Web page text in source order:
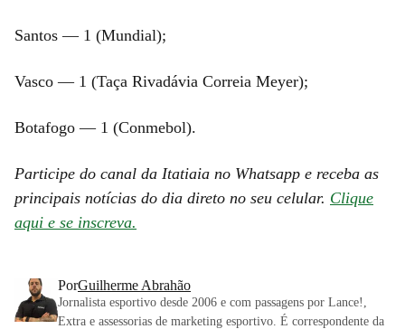
Santos — 1 (Mundial);
Vasco — 1 (Taça Rivadávia Correia Meyer);
Botafogo — 1 (Conmebol).
Participe do canal da Itatiaia no Whatsapp e receba as
principais notícias do dia direto no seu celular. Clique
aqui e se inscreva.
PorGuilherme Abrahão
Jornalista esportivo desde 2006 e com passagens por Lance!,
Extra e assessorias de marketing esportivo. É correspondente da